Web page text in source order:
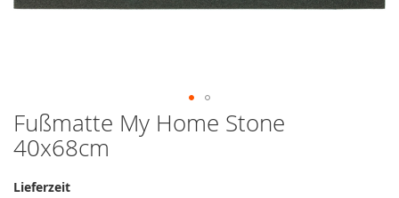
Fußmatte My Home Stone
40x68cm
Lieferzeit
Zum
Anfang
der
springen